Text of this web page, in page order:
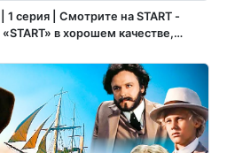
1 серия | Смотрите на START -
в хорошем качестве,